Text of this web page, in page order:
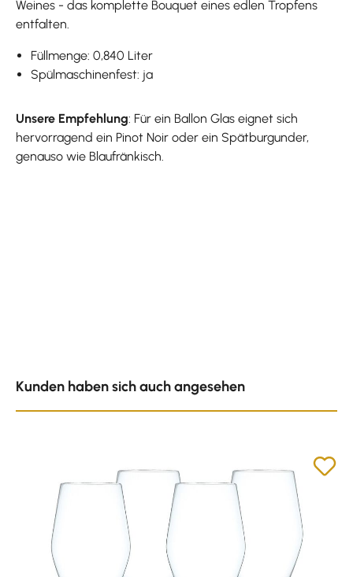
Weines - das komplette Bouquet eines edlen Tropfens
entfalten.
Füllmenge: 0,840 Liter
Spülmaschinenfest: ja
Unsere Empfehlung: Für ein Ballon Glas eignet sich
hervorragend ein Pinot Noir oder ein Spätburgunder,
genauso wie Blaufränkisch.
Kunden haben sich auch angesehen